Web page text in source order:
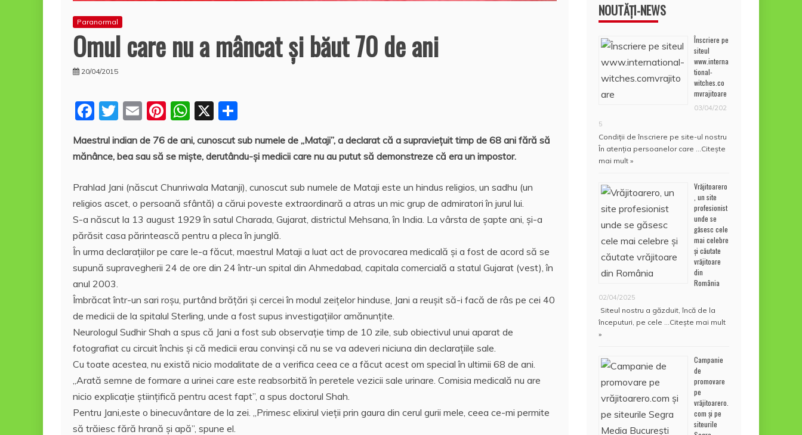
Paranormal
Omul care nu a mâncat şi băut 70 de ani
20/04/2015
F
c
b
o
o
k
T
w
itt
E
m
ai
Pi
nt
er
st
W
h
at
s
A
p
p
X
a
rt
e
a
z
ă
Maestrul indian de 76 de ani, cunoscut sub numele de „Mataji”, a declarat că a supraviețuit timp de 68 ani fără să
mănânce, bea sau să se mişte, derutându-şi medicii care nu au putut să demonstreze că era un impostor.
Prahlad Jani (născut Chunriwala Matanji), cunoscut sub numele de Mataji este un hindus religios, un sadhu (un
religios ascet, o persoană sfântă) a cărui poveste extraordinară a atras un mic grup de admiratori în jurul lui.
S-a născut la 13 august 1929 în satul Charada, Gujarat, districtul Mehsana, în India. La vârsta de şapte ani, şi-a
părăsit casa părintească pentru a pleca în junglă.
În urma declaraţiilor pe care le-a făcut, maestrul Mataji a luat act de provocarea medicală și a fost de acord să se
supună supravegherii 24 de ore din 24 într-un spital din Ahmedabad, capitala comercială a statul Gujarat (vest), în
anul 2003.
Îmbrăcat într-un sari roșu, purtând brățări și cercei în modul zeițelor hinduse, Jani a reușit să-i facă de râs pe cei 40
de medicii de la spitalul Sterling, unde a fost supus investigaţiilor amănunţite.
Neurologul Sudhir Shah a spus că Jani a fost sub observație timp de 10 zile, sub obiectivul unui aparat de
fotografiat cu circuit închis și că medicii erau convinși că nu se va adeveri niciuna din declaraţiile sale.
Cu toate acestea, nu există nicio modalitate de a verifica ceea ce a făcut acest om special în ultimii 68 de ani.
„Arată semne de formare a urinei care este reabsorbită în peretele vezicii sale urinare. Comisia medicală nu are
nicio explicație științifică pentru acest fapt”, a spus doctorul Shah.
Pentru Jani,este o binecuvântare de la zei. „Primesc elixirul vieții prin gaura din cerul gurii mele, ceea ce-mi permite
să trăiesc fără hrană și apă”, spune el.
NOUTĂȚI-NEWS
Înscriere pe
siteul
www.interna
tional-
witches.co
mvrajitoare
03/04/202
5
Condiţii de înscriere pe site-ul nostru
În atenţia persoanelor care … Citește
mai mult »
Vrăjitoarero
, un site
profesionist
unde se
găsesc cele
mai celebre
și căutate
vrăjitoare
din
România
02/04/2025
Siteul nostru a găzduit, încă de la
începuturi, pe cele … Citește mai mult
»
Campanie
de
promovare
pe
vrăjitoarero.
com și pe
siteurile